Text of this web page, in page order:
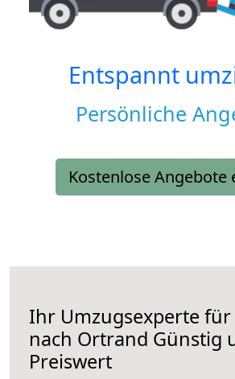
Entspannt
Persönliche
Kostenlose Angebote
Ihr Umzugsexperte für
nach Ortrand Günstig
Preiswert